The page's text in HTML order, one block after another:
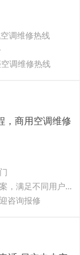
调维修热线
调维修热线
，商用空调维修
昆山中央空调维修保养，量身定制不同的服务方案，满足不同用户需求
咨询报修